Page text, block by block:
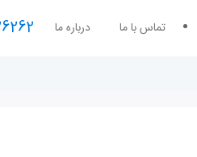
تماس با ما درباره ما